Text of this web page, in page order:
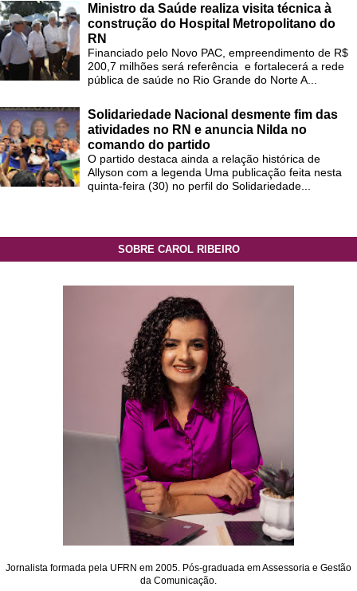
Ministro da Saúde realiza visita técnica à
construção do Hospital Metropolitano do
RN
Financiado pelo Novo PAC, empreendimento de R$
200,7 milhões será referência e fortalecerá a rede
pública de saúde no Rio Grande do Norte A...
Solidariedade Nacional desmente fim das
atividades no RN e anuncia Nilda no
comando do partido
O partido destaca ainda a relação histórica de
Allyson com a legenda Uma publicação feita nesta
quinta-feira (30) no perfil do Solidariedade...
SOBRE CAROL RIBEIRO
Jornalista formada pela UFRN em 2005. Pós-graduada em Assessoria e Gestão
da Comunicação.